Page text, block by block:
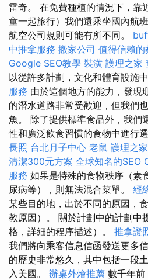
雷奇。 在免費種植的情況下，靠
童一起旅行）我們還乘坐國內航
航空公司規則可能有所不同。
中推拿服務 搬家公司 值得信賴的
Google SEO教學 裝潢 護理之家
以從許多計劃，文化和體育設施
服務 由於這個地方的能力，發現
的潛水道路非常受歡迎，但我們
魚。 除了提供標準食品外，我們
性和廣泛飲食習慣的食物中進行
長照 台北月子中心 老鼠 護理之
清潔300元方案 全球知名的SEO
服務 如果是特殊的食物秩序（素
尿病等），則無法混合菜單。 經
某些目的地，出於不同的原因，
教原因）。 關於計劃中的計劃中
格，詳細的程序描述）。 推拿證
我們將向乘客信息信函發送更多
的歷史非常悠久，其中包括一段
入美國。 辦桌外燴推薦 數千年前